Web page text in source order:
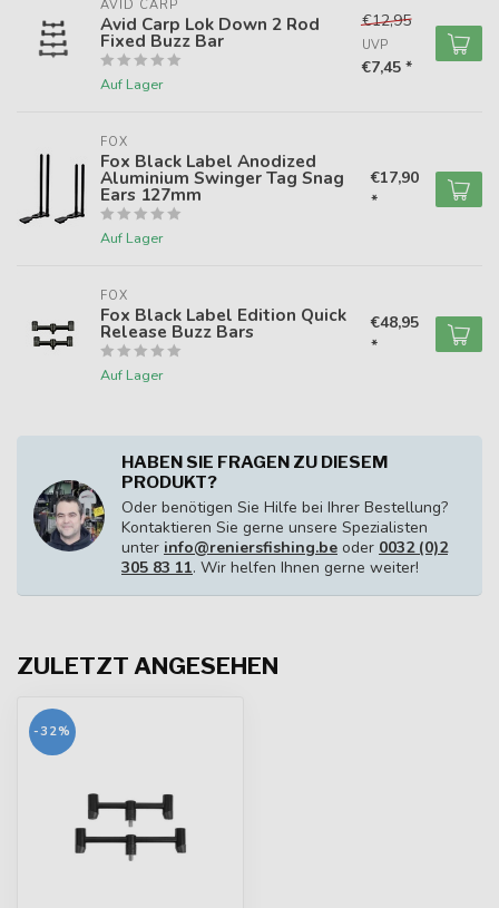
AVID CARP
Avid Carp Lok Down 2 Rod
Fixed Buzz Bar
Auf Lager
€12,95
UVP
€7,45 *
FOX
Fox Black Label Anodized
Aluminium Swinger Tag Snag
Ears 127mm
Auf Lager
€17,90
*
FOX
Fox Black Label Edition Quick
Release Buzz Bars
Auf Lager
€48,95
*
HABEN SIE FRAGEN ZU DIESEM
PRODUKT?
Oder benötigen Sie Hilfe bei Ihrer Bestellung?
Kontaktieren Sie gerne unsere Spezialisten
unter info@reniersfishing.be oder 0032 (0)2
305 83 11. Wir helfen Ihnen gerne weiter!
ZULETZT ANGESEHEN
-32%